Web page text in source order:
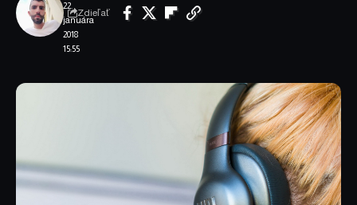
22.
januára
2018
15:55
Zdieľať